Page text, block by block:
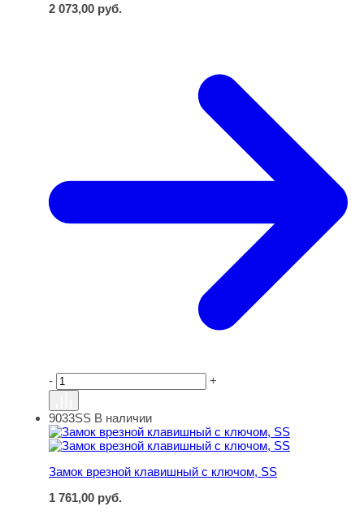
2 073,00 руб.
- +
Замок врезной клавишный с ключом, SS
9033SS В наличии
Замок врезной клавишный с ключом, SS
1 761,00 руб.